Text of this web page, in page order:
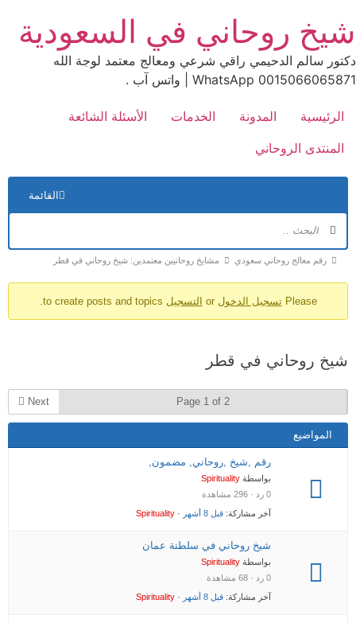
to
content
شيخ روحاني في السعودية
دكتور سالم الدحيمي راقي شرعي ومعالج معتمد لوجة الله
0015066065871 WhatsApp | واتس آب .
الرئيسية المدونة الخدمات
الأسئلة الشائعة
المنتدى الروحاني
القائمة
مسارات
المنتدى
-
هنا:
رقم معالج روحاني سعودي مشايخ روحانيين معتمدين: شيخ روحاني في قطر
Please تسجيل الدخول or التسجيل
شيخ روحاني في قطر
Page 1 of 2
Next
المواضيع
رقم ,شيخ ,روحاني, مضمون,
بواسطة Spirituality
0 رد · 296 مشاهدة
آخر مشاركة: قبل 8 أشهر ·
Spirituality
شيخ روحاني في سلطنة عمان
بواسطة Spirituality
0 رد · 68 مشاهدة
آخر مشاركة: قبل 8 أشهر ·
Spirituality